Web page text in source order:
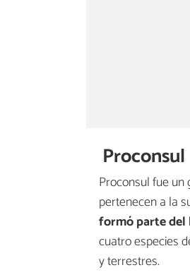
Proconsul
Proconsul fue
pertenecen a la
formó parte del
cuatro especies
y terrestres.